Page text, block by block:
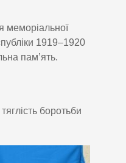
меморіальної
1919–1920
пам’ять.
боротьби